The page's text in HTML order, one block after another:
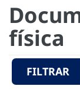
física
FILTRAR